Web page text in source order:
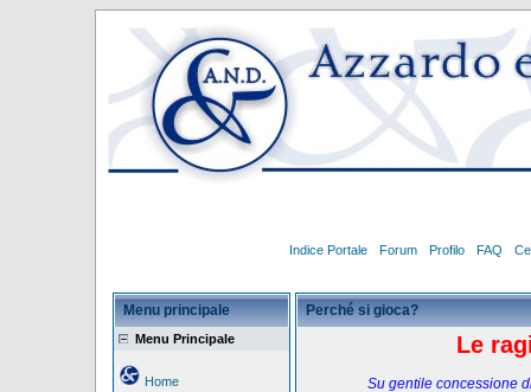
Indice Portale Forum Profilo FAQ
Menu principale
Menu Principale
Home
Perché si gioca?
Le
Su gentile concessione